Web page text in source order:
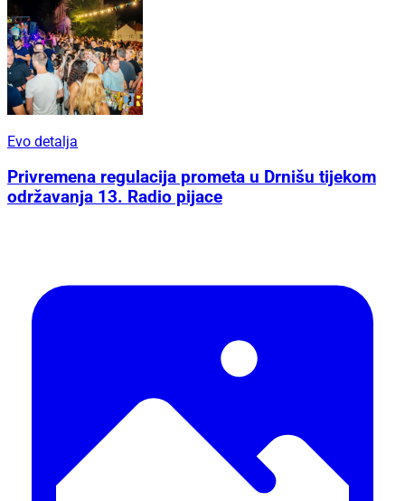
Evo detalja
Privremena regulacija prometa u Drnišu tijekom
održavanja 13. Radio pijace